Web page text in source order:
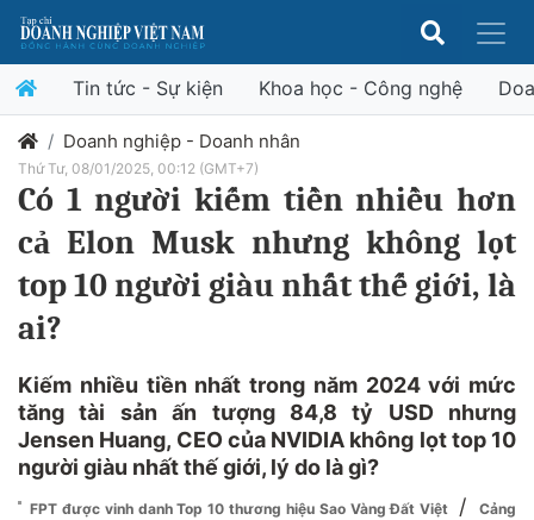
Tin tức - Sự kiện Khoa học - Công nghệ
Doanh nghiệp - Doanh nhân
Thứ Tư, 08/01/2025, 00:12 (GMT+7)
Có 1 người kiếm tiền nhiều hơn
cả Elon Musk nhưng không lọt
top 10 người giàu nhất thế giới, là
ai?
Kiếm nhiều tiền nhất trong năm 2024 với mức
tăng tài sản ấn tượng 84,8 tỷ USD nhưng
Jensen Huang, CEO của NVIDIA không lọt top 10
người giàu nhất thế giới, lý do là gì?
FPT được vinh danh Top 10 thương hiệu Sao Vàng Đất Việt /
Cảng